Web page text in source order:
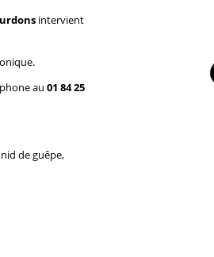
intervient
au 01 84 25
de guêpe,